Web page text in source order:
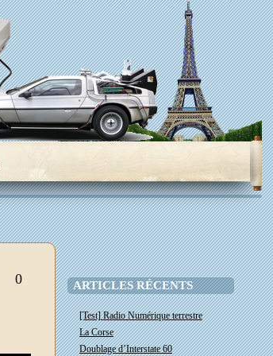
0 ARTICLES RÉCENTS
[Test] Radio Numérique terrestre
La Corse
Doublage d’Interstate 60